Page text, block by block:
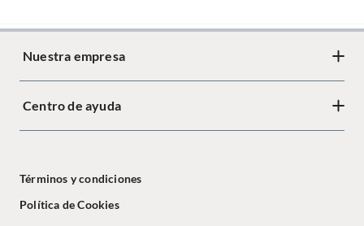
Nuestra empresa
Centro de ayuda
Términos y condiciones
Política de Cookies